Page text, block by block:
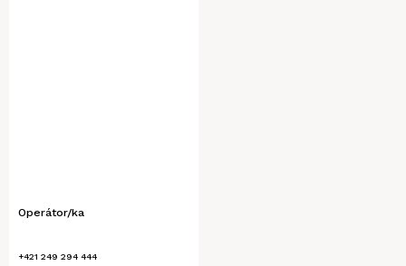
Operátor/ka
+421 249 294 444